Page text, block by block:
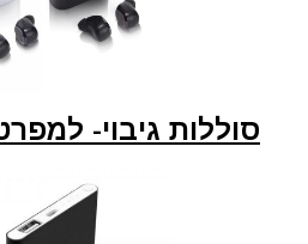
סוללות גיבוי-